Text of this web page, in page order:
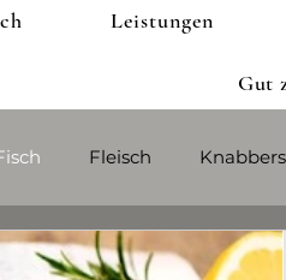
Leistungen
Gut
Fleisch
Nüsse&Samen